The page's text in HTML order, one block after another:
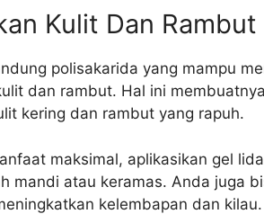
Kulit Dan Rambut
polisakarida yang mampu
dan rambut. Hal ini
kering dan rambut yang rapuh.
maksimal, aplikasikan gel
mandi atau keramas. Anda juga
kelembapan dan kilau.